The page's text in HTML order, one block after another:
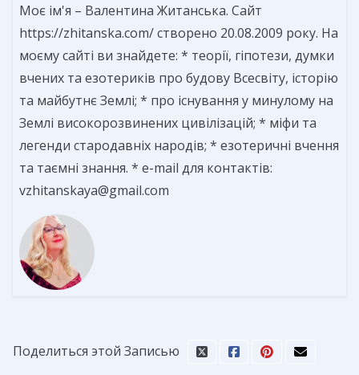
Моє ім'я – Валентина Житанська. Сайт
https://zhitanska.com/ створено 20.08.2009 року. На
моєму сайті ви знайдете: * теорії, гіпотези, думки
вчених та езотериків про будову Всесвіту, історію
та майбутнє Землі; * про існування у минулому на
Землі високорозвинених цивілізацій; * міфи та
легенди стародавніх народів; * езотеричні вчення
та таємні знання. * e-mail для контактів:
vzhitanskaya@gmail.com
Поделиться этой Записью